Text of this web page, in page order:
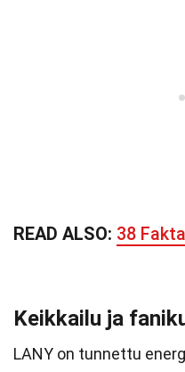
READ ALSO: 38
Keikkailu ja
LANY on tunnettu